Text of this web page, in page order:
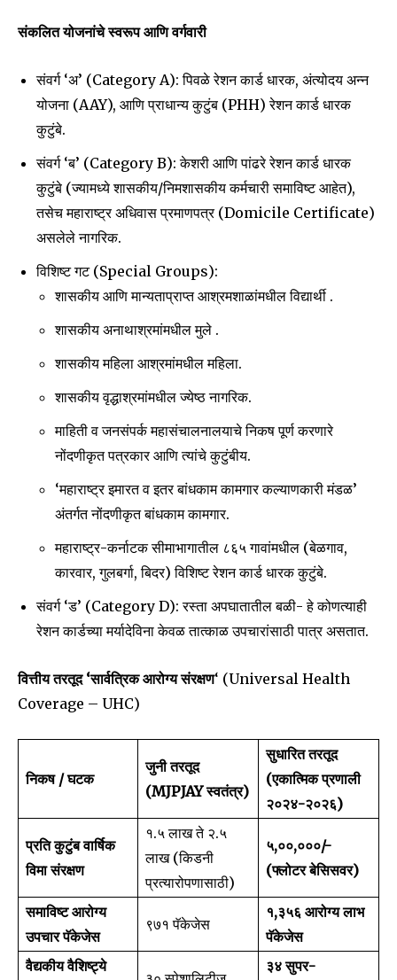
SUBSCRIBERS and be part of the
conversation.
To subscribe, simply enter your email address on our website
or click the subscribe button below. Don't worry, we respect
safe with us.
SUBSCRIBE
I've read and accept the Privacy Policy
6,300
Fans Followers
75
संकलित योजनांचे स्वरूप आणि वर्गवारी
संवर्ग ‘अ’ (Category A): पिवळे रेशन कार्ड धारक, अंत्योदय अन्न
योजना (AAY), आणि प्राधान्य कुटुंब (PHH) रेशन कार्ड धारक
कुटुंबे.
संवर्ग ‘ब’ (Category B): केशरी आणि पांढरे रेशन कार्ड धारक
कुटुंबे (ज्यामध्ये शासकीय/निमशासकीय कर्मचारी समाविष्ट आहेत),
तसेच महाराष्ट्र अधिवास प्रमाणपत्र (Domicile Certificate)
असलेले नागरिक.
विशिष्ट गट (Special Groups):
शासकीय आणि मान्यताप्राप्त आश्रमशाळांमधील विद्यार्थी .
शासकीय अनाथाश्रमांमधील मुले .
शासकीय महिला आश्रमांमधील महिला.
शासकीय वृद्धाश्रमांमधील ज्येष्ठ नागरिक.
माहिती व जनसंपर्क महासंचालनालयाचे निकष पूर्ण करणारे
नोंदणीकृत पत्रकार आणि त्यांचे कुटुंबीय.
‘महाराष्ट्र इमारत व इतर बांधकाम कामगार कल्याणकारी मंडळ’
अंतर्गत नोंदणीकृत बांधकाम कामगार.
महाराष्ट्र-कर्नाटक सीमाभागातील ८६५ गावांमधील (बेळगाव,
कारवार, गुलबर्गा, बिदर) विशिष्ट रेशन कार्ड धारक कुटुंबे.
संवर्ग ‘ड’ (Category D): रस्ता अपघातातील बळी- हे कोणत्याही
रेशन कार्डच्या मर्यादेविना केवळ तात्काळ उपचारांसाठी पात्र असतात.
वित्तीय तरतूद ‘सार्वत्रिक आरोग्य संरक्षण‘ (Universal Health
Coverage – UHC)
निकष / घटक
जुनी तरतूद
(MJPJAY स्वतंत्र)
सुधारित तरतूद
(एकात्मिक प्रणाली
२०२४-२०२६)
प्रति कुटुंब वार्षिक
विमा संरक्षण
₹१.५ लाख ते ₹२.५
लाख (किडनी
प्रत्यारोपणासाठी)
₹५,००,०००/-
(फ्लोटर बेसिसवर)
समाविष्ट आरोग्य
उपचार पॅकेजेस
९७१ पॅकेजेस
१,३५६ आरोग्य लाभ
पॅकेजेस
वैद्यकीय वैशिष्ट्ये
३४ सुपर-